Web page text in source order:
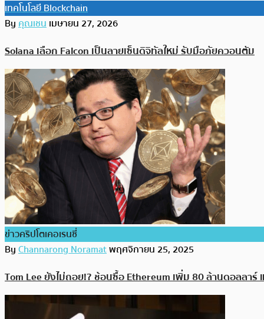
เทคโนโลยี Blockchain
Byคุณเชนเมษายน 27, 2026
Solana เลือก Falcon เป็นลายเซ็นดิจิทัลใหม่ รับมือภัยควอนตัม
ข่าวคริปโตเคอเรนซี่
ByChannarong Noramatพฤศจิกายน 25, 2025
Tom Lee ยังไม่ถอย!? ช้อนซื้อ Ethereum เพิ่ม 80 ล้านดอลลา